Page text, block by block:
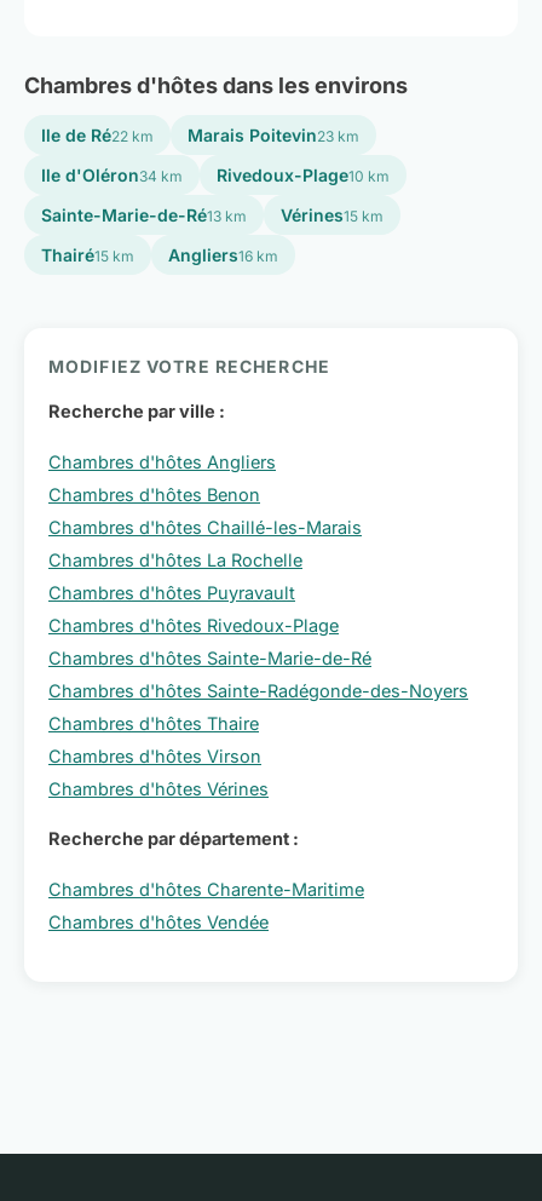
Chambres d'hôtes dans les environs
Ile de Ré22 km Marais Poitevin23 km
Ile d'Oléron34 km Rivedoux-Plage10 km
Sainte-Marie-de-Ré13 km Vérines15 km
Thairé15 km Angliers16 km
MODIFIEZ VOTRE RECHERCHE
Recherche par ville :
Chambres d'hôtes Angliers
Chambres d'hôtes Benon
Chambres d'hôtes Chaillé-les-Marais
Chambres d'hôtes La Rochelle
Chambres d'hôtes Puyravault
Chambres d'hôtes Rivedoux-Plage
Chambres d'hôtes Sainte-Marie-de-Ré
Chambres d'hôtes Sainte-Radégonde-des-Noyers
Chambres d'hôtes Thaire
Chambres d'hôtes Virson
Chambres d'hôtes Vérines
Recherche par département :
Chambres d'hôtes Charente-Maritime
Chambres d'hôtes Vendée